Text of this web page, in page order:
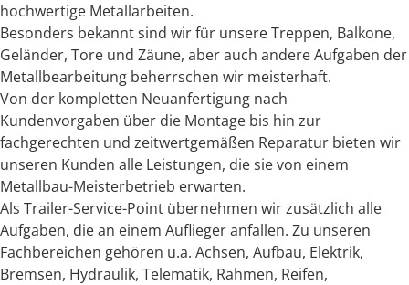
hochwertige Metallarbeiten.
Besonders bekannt sind wir für unsere Treppen, Balkone,
Geländer, Tore und Zäune, aber auch andere Aufgaben der
Metallbearbeitung beherrschen wir meisterhaft.
Von der kompletten Neuanfertigung nach
Kundenvorgaben über die Montage bis hin zur
fachgerechten und zeitwertgemäßen Reparatur bieten wir
unseren Kunden alle Leistungen, die sie von einem
Metallbau-Meisterbetrieb erwarten.
Als Trailer-Service-Point übernehmen wir zusätzlich alle
Aufgaben, die an einem Auflieger anfallen. Zu unseren
Fachbereichen gehören u.a. Achsen, Aufbau, Elektrik,
Bremsen, Hydraulik, Telematik, Rahmen, Reifen,